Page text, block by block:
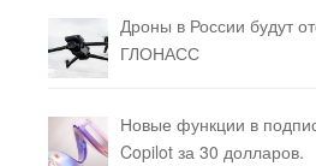
Дроны в России будут
ГЛОНАСС
Новые функции в
Copilot за 30 долларов.